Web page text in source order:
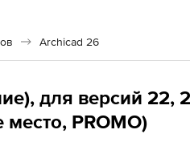
Archicad 26
для версий 22,
место, PROMO)